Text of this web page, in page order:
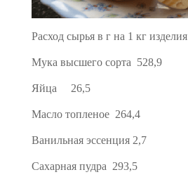
Расход сырья в г на 1 кг изделия
Мука высшего сорта 528,9
Яйца 26,5
Масло топленое 264,4
Ванильная эссенция 2,7
Сахарная пудра 293,5